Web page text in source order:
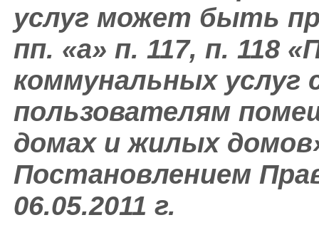
услуг может быть
пп. «а» п. 117, п. 118
коммунальных услуг
пользователям
домах и жилых
Постановлением
06.05.2011 г.